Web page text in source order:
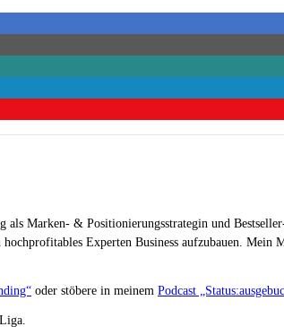
als Marken- & Positionierungsstrategin und
Experten Business aufzubauen.
oder stöbere in meinem Podcast